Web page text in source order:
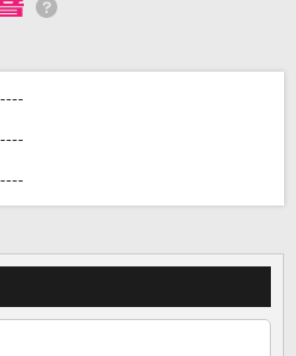
登録・ログインして
もっと楽しもう！
オケ歌い放題！
一緒に！練習にも！
----
----
----